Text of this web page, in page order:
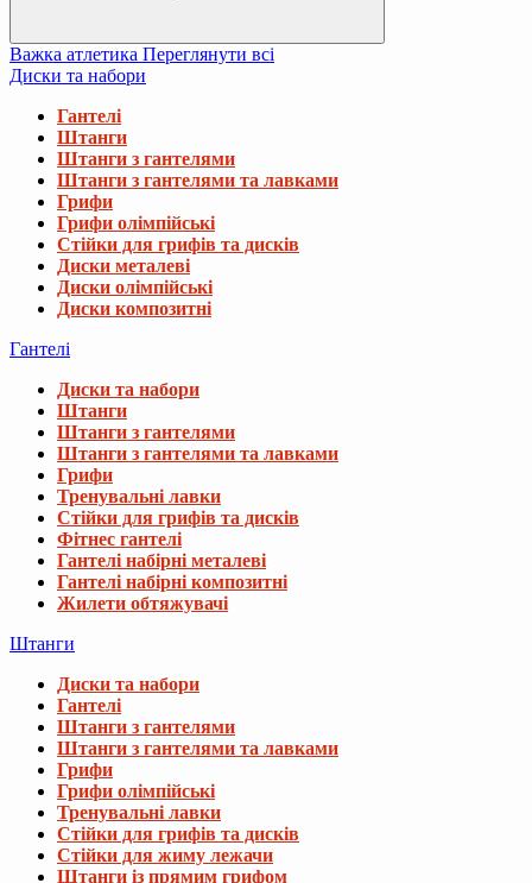
Важка атлетика Переглянути всі
Диски та набори
Гантелі
Штанги
Штанги з гантелями
Штанги з гантелями та лавками
Грифи
Грифи олімпійські
Стійки для грифів та дисків
Диски металеві
Диски олімпійські
Диски композитні
Гантелі
Диски та набори
Штанги
Штанги з гантелями
Штанги з гантелями та лавками
Грифи
Тренувальні лавки
Стійки для грифів та дисків
Фітнес гантелі
Гантелі набірні металеві
Гантелі набірні композитні
Жилети обтяжувачі
Штанги
Диски та набори
Гантелі
Штанги з гантелями
Штанги з гантелями та лавками
Грифи
Грифи олімпійські
Тренувальні лавки
Стійки для грифів та дисків
Стійки для жиму лежачи
Штанги із прямим грифом